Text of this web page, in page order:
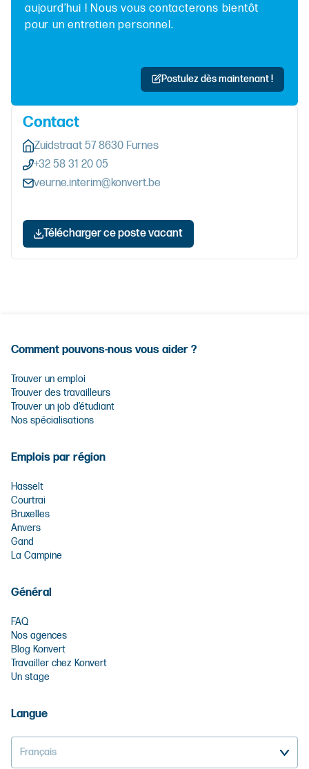
aujourd’hui ! Nous vous contacterons bientôt
pour un entretien personnel.
Postulez dès maintenant !
Contact
Zuidstraat 57 8630 Furnes
+32 58 31 20 05
veurne.interim@konvert.be
Télécharger ce poste vacant
Comment pouvons-nous vous aider ?
Trouver un emploi
Trouver des travailleurs
Trouver un job d’étudiant
Nos spécialisations
Emplois par région
Hasselt
Courtrai
Bruxelles
Anvers
Gand
La Campine
Général
FAQ
Nos agences
Blog Konvert
Travailler chez Konvert
Un stage
Langue
Français